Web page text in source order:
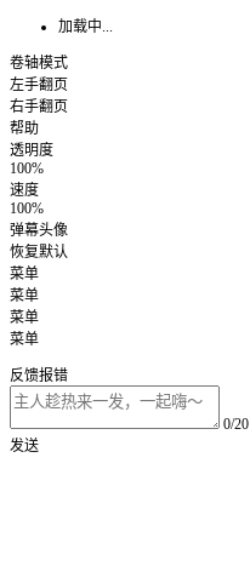
加载中...
卷轴模式
左手翻页
右手翻页
帮助
透明度
100%
速度
100%
弹幕头像
恢复默认
菜单
菜单
菜单
菜单
反馈报错
0/20
发送